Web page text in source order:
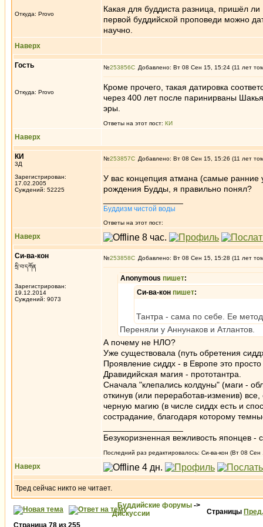
Откуда: Provo
Какая для буддиста разница, пришёл
первой буддийской проповеди можно
научно.
Наверх
Гость
Откуда: Provo
№253856 Добавлено: Вт 08 Сен 15, 15:24 (11 лет
Кроме прочего, такая датировка
через 400 лет после паринирваны
эры.
Ответы на этот пост: КИ
Наверх
КИ
3Д
Зарегистрирован:
17.02.2005
Суждений: 52225
№253857 Добавлено: Вт 08 Сен 15, 15:26 (11 лет
У вас концепция атмана (самые ранние
рождения Будды, я правильно понял?
Буддизм чистой воды
Ответы на этот пост:
Наверх
Си-ва-кон
སྲི་བ་དཀོན
Зарегистрирован:
19.12.2014
Суждений: 9073
№253858 Добавлено: Вт 08 Сен 15, 15:28 (11 лет
Anonymous пишет:
Си-ва-кон пишет:
Тантра - сама по себе. Ее
Переняли у Аннунаков и Атлантов.
А почему не НЛО?
Уже существовала (путь обретения
Проявление сиддх - в Европе это просто
Дравидийская магия - прототантра.
Сначала "клепались колдуны" (маги -
откинув (или переработав-изменив)
черную магию (в числе сиддх есть и
сострадание, благодаря которому
Безукоризненная вежливость японцев -
Последний раз редактировалось: Си-ва-кон (Вт 08 Сен
Наверх
Тред сейчас никто не читает.
Буддийские форумы ->
Дискуссии
Страницы Пред.
Страница 78 из 255